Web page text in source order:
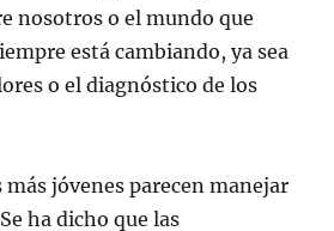
nosotros o el mundo que
está cambiando, ya sea
o el diagnóstico de los
más jóvenes parecen manejar
ha dicho que las